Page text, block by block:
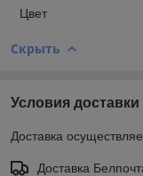
Цвет
Скрыть
Условия доставки
Доставка
Доставка